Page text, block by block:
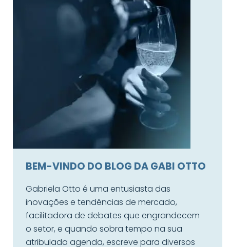
BEM-VINDO DO BLOG DA GABI OTTO
Gabriela Otto é uma entusiasta das
inovações e tendências de mercado,
facilitadora de debates que engrandecem
o setor, e quando sobra tempo na sua
atribulada agenda, escreve para diversos